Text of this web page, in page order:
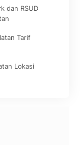
dan RSUD
Tarif
Lokasi